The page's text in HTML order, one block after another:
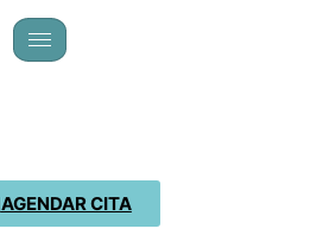
AGENDAR CITA